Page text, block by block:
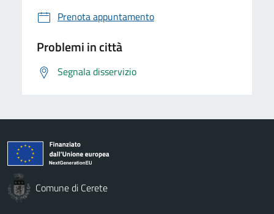
Prenota appuntamento
Problemi in città
Segnala disservizio
Comune di Cerete